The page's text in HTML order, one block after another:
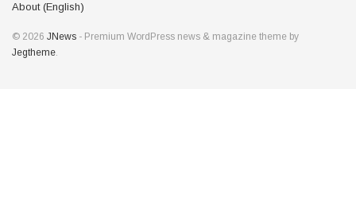
About (English)
© 2026 JNews - Premium WordPress news & magazine theme by
Jegtheme.